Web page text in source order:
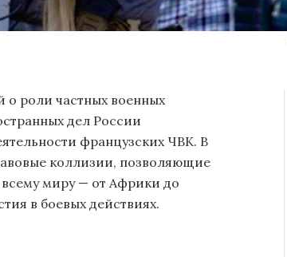
о роли частных военных
дел России
французских ЧВК. В
коллизии, позволяющие
миру — от Африки до
в боевых действиях.